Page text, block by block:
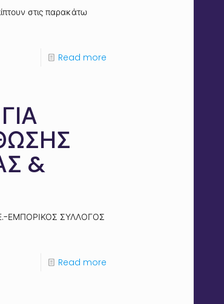
στις παρακάτω
Read more
&
ΕΜΠΟΡΙΚΟΣ ΣΥΛΛΟΓΟΣ
Read more